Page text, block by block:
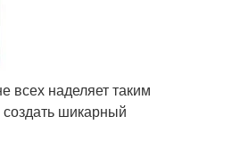
всех наделяет таким
создать шикарный